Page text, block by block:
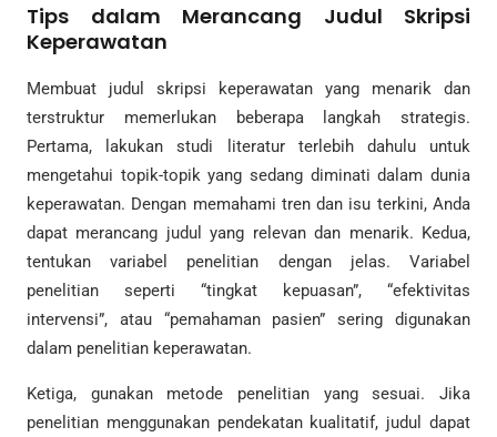
Tips dalam Merancang Judul Skripsi
Keperawatan
Membuat judul skripsi keperawatan yang menarik dan
terstruktur memerlukan beberapa langkah strategis.
Pertama, lakukan studi literatur terlebih dahulu untuk
mengetahui topik-topik yang sedang diminati dalam dunia
keperawatan. Dengan memahami tren dan isu terkini, Anda
dapat merancang judul yang relevan dan menarik. Kedua,
tentukan variabel penelitian dengan jelas. Variabel
penelitian seperti “tingkat kepuasan”, “efektivitas
intervensi”, atau “pemahaman pasien” sering digunakan
dalam penelitian keperawatan.
Ketiga, gunakan metode penelitian yang sesuai. Jika
penelitian menggunakan pendekatan kualitatif, judul dapat